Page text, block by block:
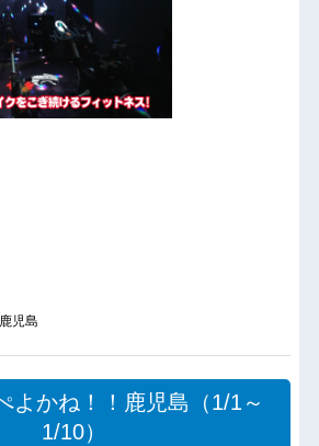
児島
よかね！！鹿児島（1/1～
1/10）